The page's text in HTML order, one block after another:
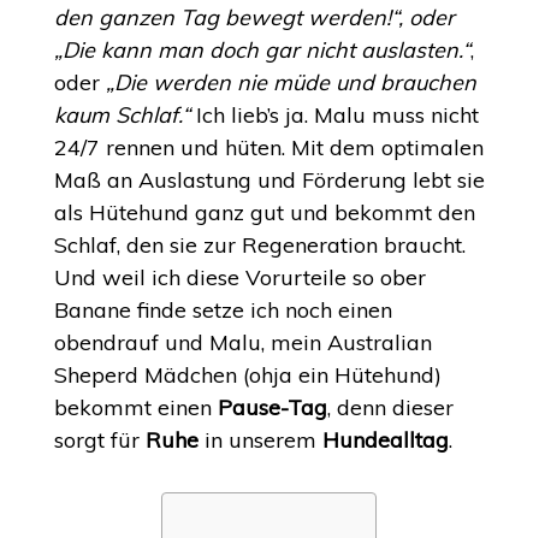
den ganzen Tag bewegt werden!“, oder
„Die kann man doch gar nicht auslasten.“,
oder „Die werden nie müde und brauchen
kaum Schlaf.“Ich lieb’s ja. Malu muss nicht
24/7 rennen und hüten. Mit dem optimalen
Maß an Auslastung und Förderung lebt sie
als Hütehund ganz gut und bekommt den
Schlaf, den sie zur Regeneration braucht.
Und weil ich diese Vorurteile so ober
Banane finde setze ich noch einen
obendrauf und Malu, mein Australian
Sheperd Mädchen (ohja ein Hütehund)
bekommt einen Pause-Tag, denn dieser
sorgt für Ruhein unserem Hundealltag.